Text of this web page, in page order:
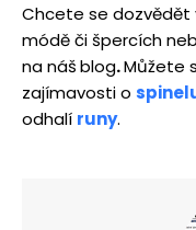
Chcete se dozvědět
módě či špercích
na nášblog.Můžete
zajímavosti o
odhalí runy.